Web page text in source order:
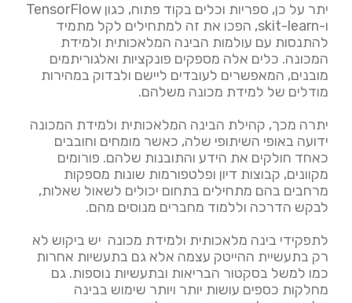
יתר על כן, ספריות וכלים בקוד פתוח, כגון TensorFlow
ו-skit-learn, הפכו את זה למתחילים לקל מתמיד
להתנסות עם עולמות הבינה המלאכותית ולמידת
המכונה. כלים אלה מספקים פונקציות ואלגוריתמים
מובנים, המאפשרים לעובדים ליישם ולבדוק במהירות
מודלים של למידת מכונה משלהם.
יתרה מכך, קהילת הבינה המלאכותית ולמידת המכונה
ידועה באופי השיתופי שלה, כאשר מומחים וחובבים
כאחד חולקים את הידע והתובנות שלהם. פורומים
מקוונים, קבוצות דיון ופלטפורמות שונות מספקות
מרחבים בהם מתחילים בתחום יכולים לשאול שאלות,
לבקש הדרכה וללמוד מחברים מנוסים מהם.
לתפקידי בינה מלאכותית ולמידת מכונה יש ביקוש לא
רק בתעשיית ההייטק עצמה אלא גם בתעשיות אחרות
כמו למשל בסקטור הבריאות ובתעשיות נוספות. גם
מחלקות כספים עושות יותר ויותר שימוש בבינה